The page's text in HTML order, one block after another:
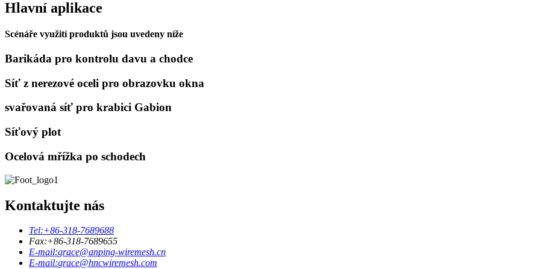
Hlavní aplikace
Scénáře využití produktů jsou uvedeny níže
Barikáda pro kontrolu davu a chodce
Síť z nerezové oceli pro obrazovku okna
svařovaná síť pro krabici Gabion
Síťový plot
Ocelová mřížka po schodech
Kontaktujte nás
Tel:+86-318-7689688
Fax:+86-318-7689655
E-mail:grace@anping-wiremesh.cn
E-mail:grace@hncwiremesh.com